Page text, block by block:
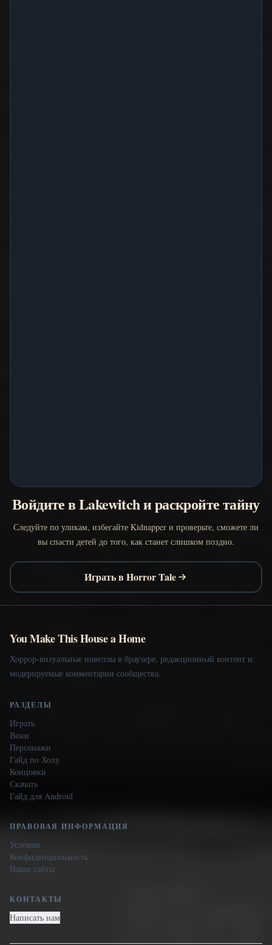
Войдите в Lakewitch и раскройте тайну
Следуйте по уликам, избегайте Kidnapper и проверьте, сможете ли
вы спасти детей до того, как станет слишком поздно.
Играть в Horror Tale
You Make This House a Home
Хоррор-визуальные новеллы в браузере, редакционный контент и
модерируемые комментарии сообщества.
РАЗДЕЛЫ
Играть
Вики
Персонажи
Гайд по Холу
Концовки
Скачать
Гайд для Android
ПРАВОВАЯ ИНФОРМАЦИЯ
Условия
Конфиденциальность
Наши сайты
КОНТАКТЫ
Написать нам